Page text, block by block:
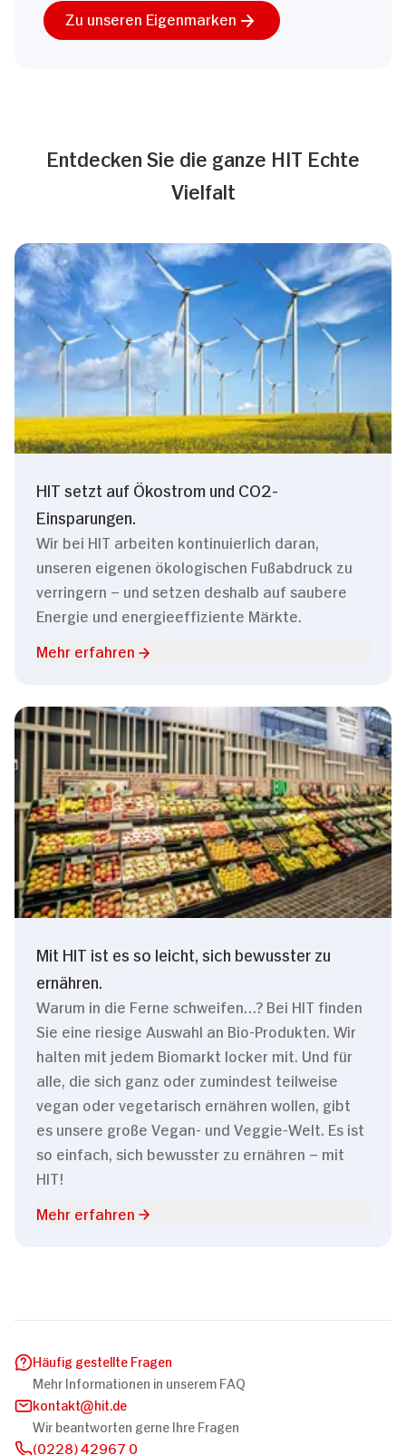
Zu unseren Eigenmarken
Entdecken Sie die ganze HIT Echte
Vielfalt
HIT setzt auf Ökostrom und CO2-
Einsparungen.
Wir bei HIT arbeiten kontinuierlich daran,
unseren eigenen ökologischen Fußabdruck zu
verringern – und setzen deshalb auf saubere
Energie und energieeffiziente Märkte.
Mehr erfahren
Mit HIT ist es so leicht, sich bewusster zu
ernähren.
Warum in die Ferne schweifen…? Bei HIT finden
Sie eine riesige Auswahl an Bio-Produkten. Wir
halten mit jedem Biomarkt locker mit. Und für
alle, die sich ganz oder zumindest teilweise
vegan oder vegetarisch ernähren wollen, gibt
es unsere große Vegan- und Veggie-Welt. Es ist
so einfach, sich bewusster zu ernähren – mit
HIT!
Mehr erfahren
Häufig gestellte Fragen
Mehr Informationen in unserem FAQ
kontakt
hit.de
Wir beantworten gerne Ihre Fragen
(0228) 42967 0